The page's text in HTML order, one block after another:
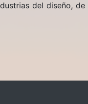
del diseño, de